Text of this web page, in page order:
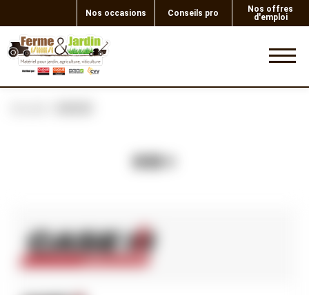
Nos occasions Conseils pro
Nos offres
d'emploi